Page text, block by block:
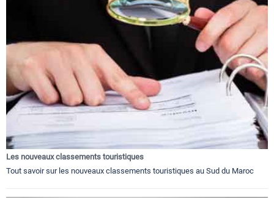
Les nouveaux classements touristiques
Tout savoir sur les nouveaux classements touristiques au Sud du Maroc